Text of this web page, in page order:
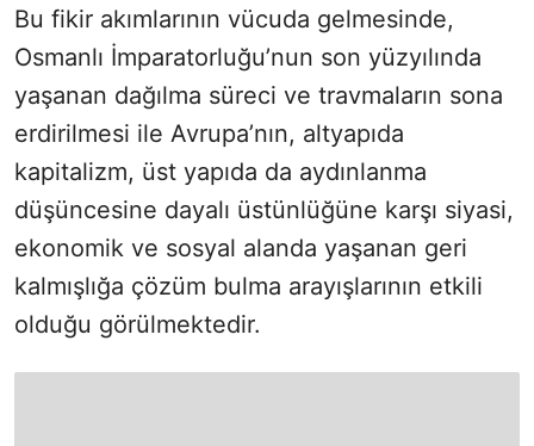
Bu fikir akımlarının vücuda gelmesinde,
Osmanlı İmparatorluğu’nun son yüzyılında
yaşanan dağılma süreci ve travmaların sona
erdirilmesi ile Avrupa’nın, altyapıda
kapitalizm, üst yapıda da aydınlanma
düşüncesine dayalı üstünlüğüne karşı siyasi,
ekonomik ve sosyal alanda yaşanan geri
kalmışlığa çözüm bulma arayışlarının etkili
olduğu görülmektedir.